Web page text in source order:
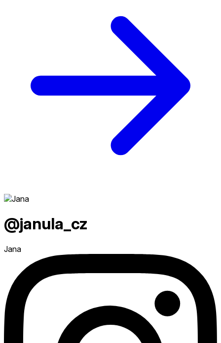
@janula_cz
Jana